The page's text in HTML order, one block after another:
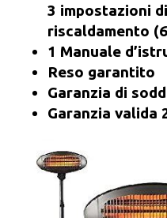
3 impostazioni
riscaldamento
1 Manuale
Reso garantito
Garanzia di
Garanzia valida